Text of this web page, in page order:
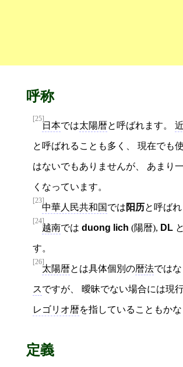
呼称
[25]
日本では太陽暦と呼ばれます。
と呼ばれることも多く、 現在でも
はないでもありませんが、 あまり
くなっています。
[23]
中華人民共和国では 阳历と呼ばれ
[24]
越南では duong lich (陽暦), DL
す。
[26]
太陽暦とは具体個別の暦法ではな
スですが、 曖昧でない場合には現
レゴリオ暦を指していることもかな
定義